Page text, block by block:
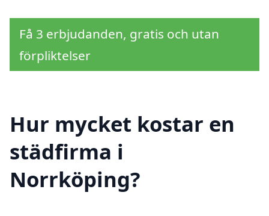
Få 3 erbjudanden, gratis och utan
förpliktelser
Hur mycket kostar en
städfirma i
Norrköping?